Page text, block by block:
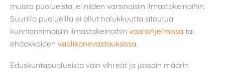
muista puolueista, ei niiden varsinaisiin ilmastokeinoihin.
Suurilla puolueilla ei ollut halukkuutta sitoutua
kunnianhimoisiin ilmastokeinoihin vaaliohjelmissa tai
ehdokkaiden vaalikonevastauksissa.
Eduskuntapuolueista vain vihreät ja jossain määrin